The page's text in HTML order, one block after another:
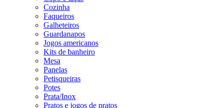
Cozinha
Faqueiros
Galheteiros
Guardanapos
Jogos americanos
Kits de banheiro
Mesa
Panelas
Petisqueiras
Potes
Prata/Inox
Pratos e jogos de pratos